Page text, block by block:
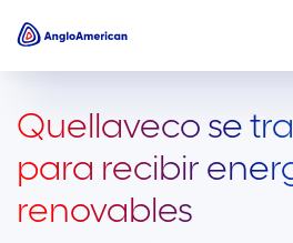
Quellaveco se
para recibir
renovables